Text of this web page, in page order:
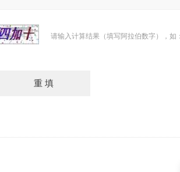
请输入计算结果（填写阿拉伯数字），如